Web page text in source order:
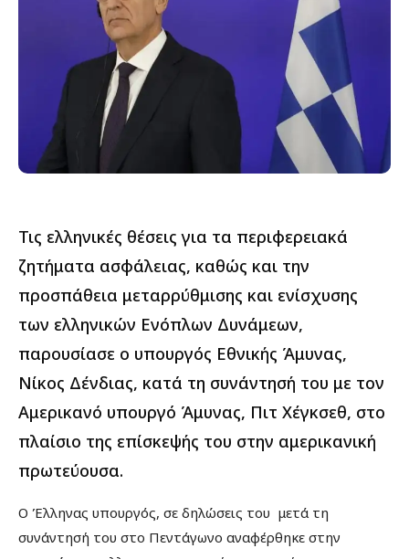
Τις ελληνικές θέσεις για τα περιφερειακά
ζητήματα ασφάλειας, καθώς και την
προσπάθεια μεταρρύθμισης και ενίσχυσης
των ελληνικών Ενόπλων Δυνάμεων,
παρουσίασε ο υπουργός Εθνικής Άμυνας,
Νίκος Δένδιας, κατά τη συνάντησή του με τον
Αμερικανό υπουργό Άμυνας, Πιτ Χέγκσεθ, στο
πλαίσιο της επίσκεψής του στην αμερικανική
πρωτεύουσα.
Ο Έλληνας υπουργός, σε δηλώσεις του μετά τη
συνάντησή του στο Πεντάγωνο αναφέρθηκε στην